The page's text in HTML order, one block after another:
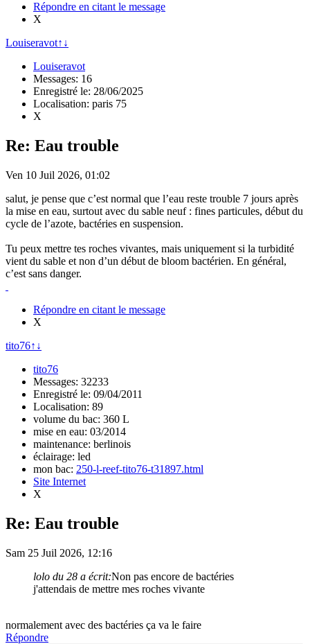
Répondre en citant le message
X
Louiseravot↑ ↓
Louiseravot
Messages: 16
Enregistré le: 28/06/2025
Localisation: paris 75
X
Re: Eau trouble
Ven 10 Juil 2026, 01:02
salut, je pense que c’est normal que l’eau reste trouble 7 jours après
la mise en eau, surtout avec du sable neuf : fines particules, début du
cycle de l’azote, bactéries en suspension.
Tu peux mettre tes roches vivantes, mais uniquement si la turbidité
vient du sable et non d’un début de bloom bactérien. En général,
c’est sans danger.
Répondre en citant le message
X
tito76↑ ↓
tito76
Messages: 32233
Enregistré le: 09/04/2011
Localisation: 89
volume du bac: 360 L
mise en eau: 03/2014
maintenance: berlinois
éclairage: led
mon bac: 250-l-reef-tito76-t31897.html
Site Internet
X
Re: Eau trouble
Sam 25 Juil 2026, 12:16
lolo du 28 a écrit:Non pas encore de bactéries
j'attendais de mettre mes roches vivante
normalement avec des bactéries ça va le faire
Répondre